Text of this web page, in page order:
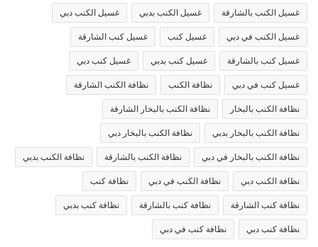
غسيل الكنب بالشارقة غسيل الكنب بدبي غسيل الكنب دبي
غسيل الكنب في دبي غسيل كنب غسيل كنب الشارقة
غسيل كنب بالشارقة غسيل كنب بدبي غسيل كنب دبي
غسيل كنب في دبي نظافة الكنب نظافة الكنب الشارقة
نظافة الكنب بالبخار نظافة الكنب بالبخار الشارقة
نظافة الكنب بالبخار بدبي نظافة الكنب بالبخار دبي
نظافة الكنب بالبخار في دبي نظافة الكنب بالشارقة نظافة الكنب بدبي
نظافة الكنب دبي نظافة الكنب في دبي نظافة كنب
نظافة كنب الشارقة نظافة كنب بالشارقة نظافة كنب بدبي
نظافة كنب دبي نظافة كنب في دبي